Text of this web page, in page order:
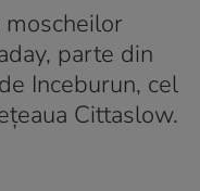
moscheilor
parte din
Inceburun, cel
Cittaslow.